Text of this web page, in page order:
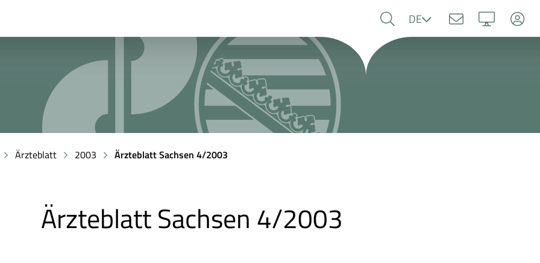
Sprache
DE
Ärzteblatt 2003 Ärzteblatt Sachsen 4/2003
Ärzteblatt Sachsen 4/2003